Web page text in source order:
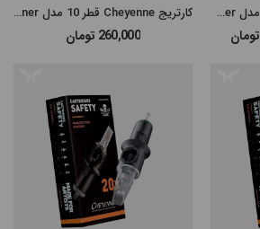
کارتریج Cheyenne قطر 10 مدل Shader
تومان
کارتریج Cheyenne قطر 10 مدل Liner
260,000 تومان